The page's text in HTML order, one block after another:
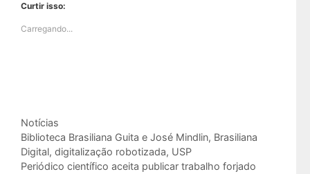
Curtir isso:
Carregando...
Categorias
Notícias
Tags
Biblioteca Brasiliana Guita e José Mindlin, Brasiliana
Digital, digitalização robotizada, USP
Periódico científico aceita publicar trabalho forjado